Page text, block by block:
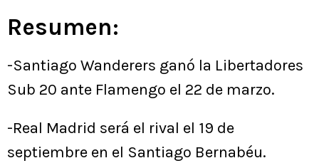
Resumen:
-Santiago Wanderers ganó la Libertadores
Sub 20 ante Flamengo el 22 de marzo.
-Real Madrid será el rival el 19 de
septiembre en el Santiago Bernabéu.